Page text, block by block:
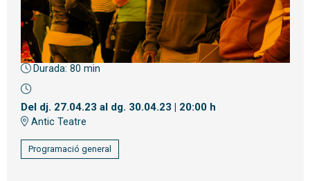
Diapositiva 1 de 1
Durada: 80 min
Del dj. 27.04.23 al dg. 30.04.23 20:00 h
Antic Teatre
Programació general